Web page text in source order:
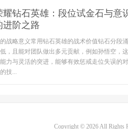
耀钻石英雄：段位试金石与意
进阶之路
战略意义常用钻石英雄的战术价值钻石分段
，且能对团队做出多元贡献，例如孙悟空，
力与灵活的突进，能够有效惩戒走位失误的
技...
Copyright © 2026 All Rights